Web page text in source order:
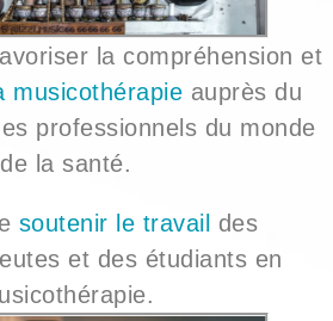
la compréhension et
musicothérapie auprès du
professionnels du monde
de la santé.
soutenir le travail des
et des étudiants en